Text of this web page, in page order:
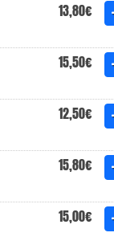
13,80€
15,50€
12,50€
15,80€
15,00€